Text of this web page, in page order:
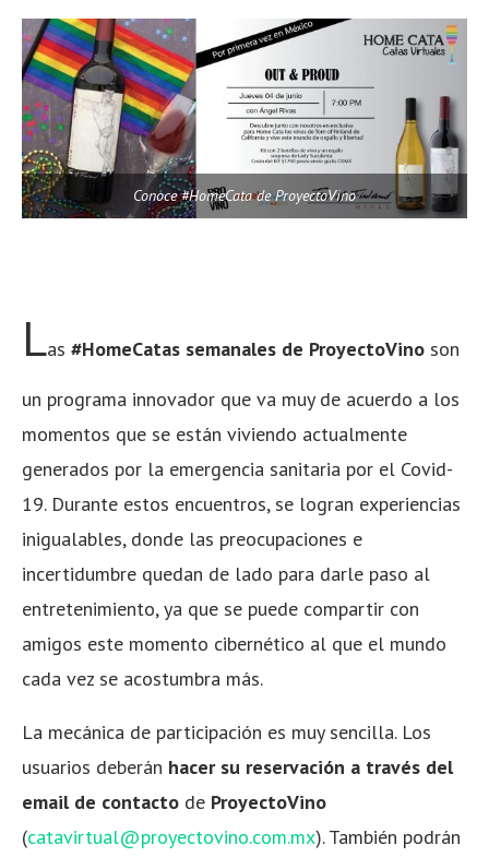
Conoce #HomeCata de ProyectoVino
Las #HomeCatas semanales de ProyectoVino son
un programa innovador que va muy de acuerdo a los
momentos que se están viviendo actualmente
generados por la emergencia sanitaria por el Covid-
19. Durante estos encuentros, se logran experiencias
inigualables, donde las preocupaciones e
incertidumbre quedan de lado para darle paso al
entretenimiento, ya que se puede compartir con
amigos este momento cibernético al que el mundo
cada vez se acostumbra más.
La mecánica de participación es muy sencilla. Los
usuarios deberán hacer su reservación a través del
email de contacto de ProyectoVino
(catavirtual@proyectovino.com.mx). También podrán